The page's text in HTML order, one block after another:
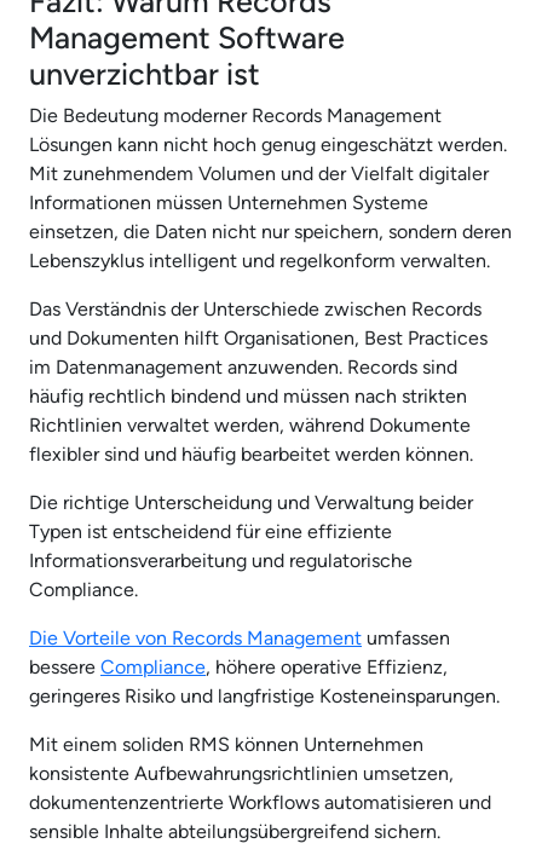
Management Software
unverzichtbar ist
Die Bedeutung moderner Records Management
Lösungen kann nicht hoch genug eingeschätzt werden.
Mit zunehmendem Volumen und der Vielfalt digitaler
Informationen müssen Unternehmen Systeme
einsetzen, die Daten nicht nur speichern, sondern deren
Lebenszyklus intelligent und regelkonform verwalten.
Das Verständnis der Unterschiede zwischen Records
und Dokumenten hilft Organisationen, Best Practices
im Datenmanagement anzuwenden. Records sind
häufig rechtlich bindend und müssen nach strikten
Richtlinien verwaltet werden, während Dokumente
flexibler sind und häufig bearbeitet werden können.
Die richtige Unterscheidung und Verwaltung beider
Typen ist entscheidend für eine effiziente
Informationsverarbeitung und regulatorische
Compliance.
Die Vorteile von Records Management umfassen
bessere Compliance, höhere operative Effizienz,
geringeres Risiko und langfristige Kosteneinsparungen.
Mit einem soliden RMS können Unternehmen
konsistente Aufbewahrungsrichtlinien umsetzen,
dokumentenzentrierte Workflows automatisieren und
sensible Inhalte abteilungsübergreifend sichern.